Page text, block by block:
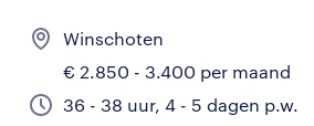
Winschoten
€ 2.850 - 3.400 per maand
36 - 38 uur, 4 - 5 dagen p.w.